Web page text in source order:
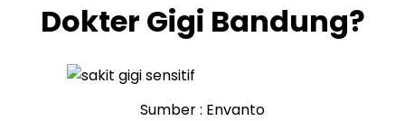
Dokter Gigi Bandung?
Sumber : Envanto